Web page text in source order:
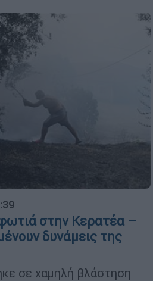
στην Κερατέα –
δυνάμεις της
σε χαμηλή βλάστηση